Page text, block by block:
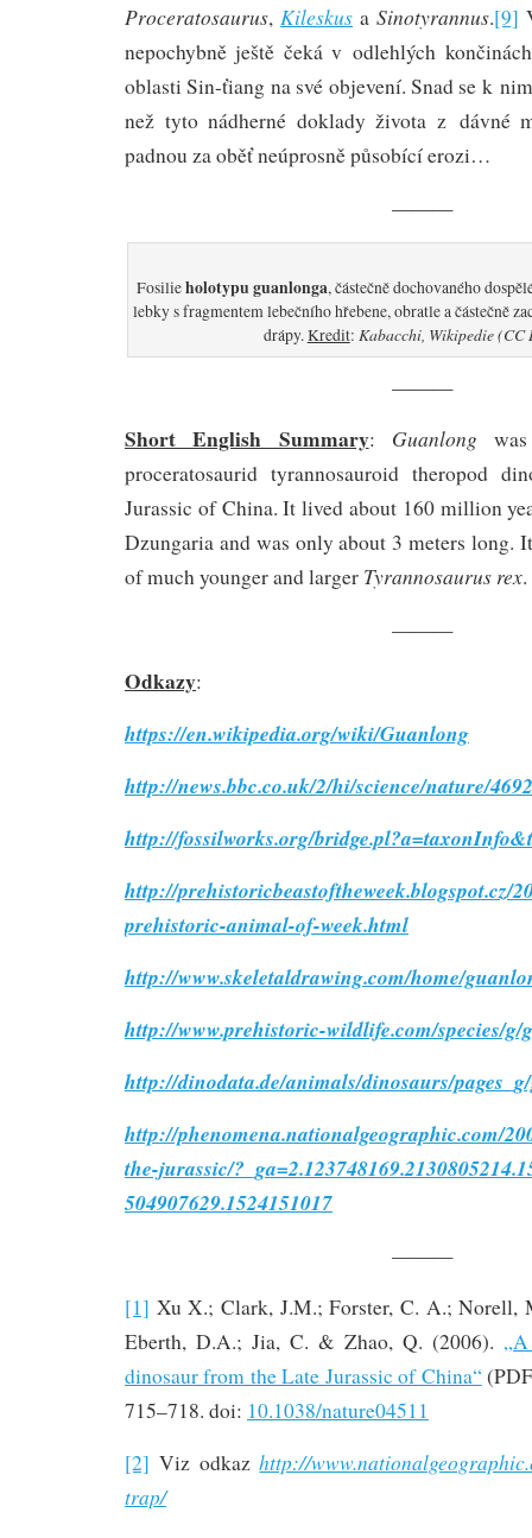
Proceratosaurus, Kileskus aSinotyrannus.[9]
nepochybně ještě čeká v odlehlých
oblasti Sin-ťiang na své objevení. Snad se k
než tyto nádherné doklady života z dávné
padnou za oběť neúprosně působící erozi…
———
Fosilieholotypu guanlonga, částečně dochovaného
lebky s fragmentem lebečního hřebene, obratle a částečně
drápy. Kredit: Kabacchi, Wikipedie (CC
———
Short English Summary: Guanlong
proceratosaurid tyrannosauroid theropod
Jurassic of China. It lived about 160 million
Dzungaria and was only about 3 meters long.
of much younger and larger Tyrannosaurus rex.
———
Odkazy:
https://en.wikipedia.org/wiki/Guanlong
http://news.bbc.co.uk/2/hi/science/nature/
http://fossilworks.org/
http://prehistoricbeastoftheweek.blogspot.cz/
prehistoric-animal-of-week.html
http://www.skeletaldrawing.com/home/
http://www.prehistoric-wildlife.com/species/
http://dinodata.de/animals/dinosaurs/
http://phenomena.nationalgeographic.com/
the-jurassic/
504907629.1524151017
———
[1] Xu X.; Clark, J.M.; Forster, C. A.; Norell,
Eberth, D.A.; Jia, C. & Zhao, Q. (2006).
dinosaur from the Late Jurassic of China“
715–718. doi: 10.1038/nature04511
[2] Viz odkaz http://
trap/